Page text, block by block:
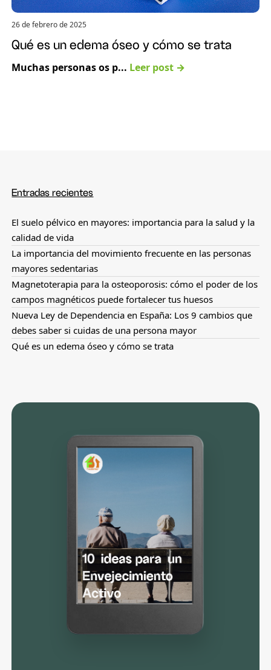
26 de febrero de 2025
Qué es un edema óseo y cómo se trata
Muchas personas os p... Leer post →
Entradas recientes
El suelo pélvico en mayores: importancia para la salud y la
calidad de vida
La importancia del movimiento frecuente en las personas
mayores sedentarias
Magnetoterapia para la osteoporosis: cómo el poder de los
campos magnéticos puede fortalecer tus huesos
Nueva Ley de Dependencia en España: Los 9 cambios que
debes saber si cuidas de una persona mayor
Qué es un edema óseo y cómo se trata